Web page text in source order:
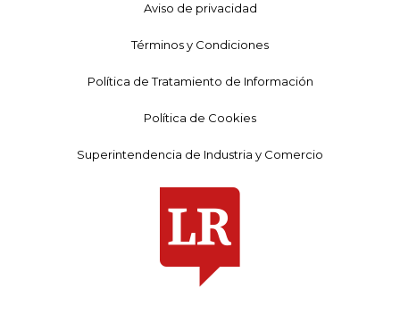
Aviso de privacidad
Términos y Condiciones
Política de Tratamiento de Información
Política de Cookies
Superintendencia de Industria y Comercio